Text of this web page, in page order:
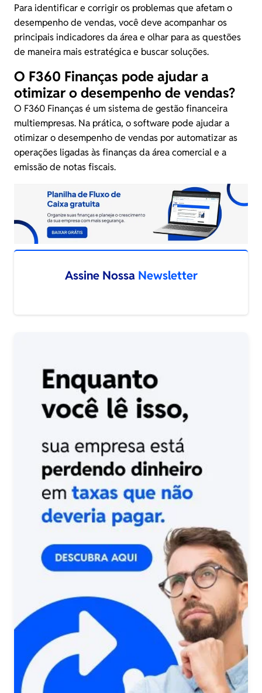
Para identificar e corrigir os problemas que afetam o
desempenho de vendas, você deve acompanhar os
principais indicadores da área e olhar para as questões
de maneira mais estratégica e buscar soluções.
O F360 Finanças pode ajudar a
otimizar o desempenho de vendas?
O F360 Finanças é um sistema de gestão financeira
multiempresas. Na prática, o software pode ajudar a
otimizar o desempenho de vendas por automatizar as
operações ligadas às finanças da área comercial e a
emissão de notas fiscais.
Assine Nossa Newsletter